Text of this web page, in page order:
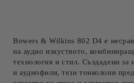
Bowers & Wilkins 802 D4 е
на аудио изкуството,
технология и стил. Създадени за
и аудиофили, тези тонколони